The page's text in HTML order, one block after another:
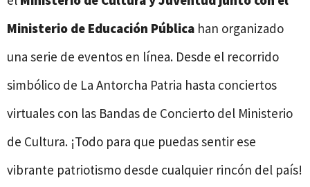
Ministerio de Educación Pública han organizado
una serie de eventos en línea. Desde el recorrido
simbólico de La Antorcha Patria hasta conciertos
virtuales con las Bandas de Concierto del Ministerio
de Cultura. ¡Todo para que puedas sentir ese
vibrante patriotismo desde cualquier rincón del país!